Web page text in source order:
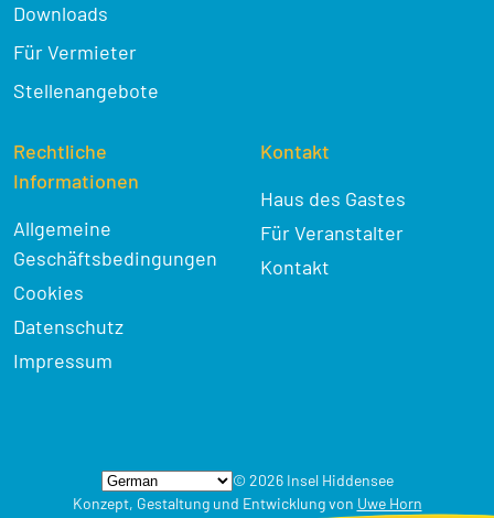
Downloads
Für Vermieter
Stellenangebote
Rechtliche
Informationen
Allgemeine
Geschäftsbedingungen
Cookies
Datenschutz
Impressum
Kontakt
Haus des Gastes
Für Veranstalter
Kontakt
© 2026 Insel Hiddensee
Konzept, Gestaltung und Entwicklung von Uwe Horn